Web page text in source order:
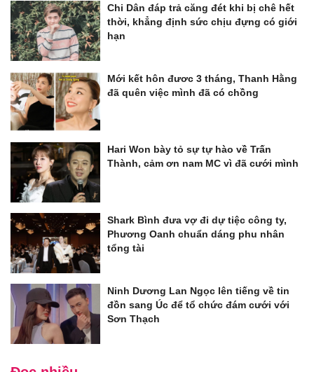
Chi Dân đáp trả căng đét khi bị chê hết
thời, khẳng định sức chịu đựng có giới
hạn
Mới kết hôn đươc 3 tháng, Thanh Hằng
đã quên việc mình đã có chồng
Hari Won bày tỏ sự tự hào về Trấn
Thành, cảm ơn nam MC vì đã cưới mình
Shark Bình đưa vợ đi dự tiệc công ty,
Phương Oanh chuẩn dáng phu nhân
tổng tài
Ninh Dương Lan Ngọc lên tiếng về tin
đồn sang Úc để tổ chức đám cưới với
Sơn Thạch